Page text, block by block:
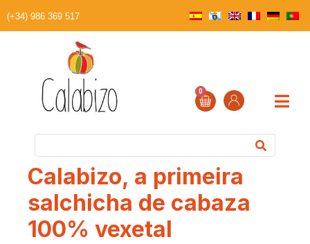
(+34) 986 369 517
0
Calabizo, a primeira
salchicha de cabaza
100% vexetal